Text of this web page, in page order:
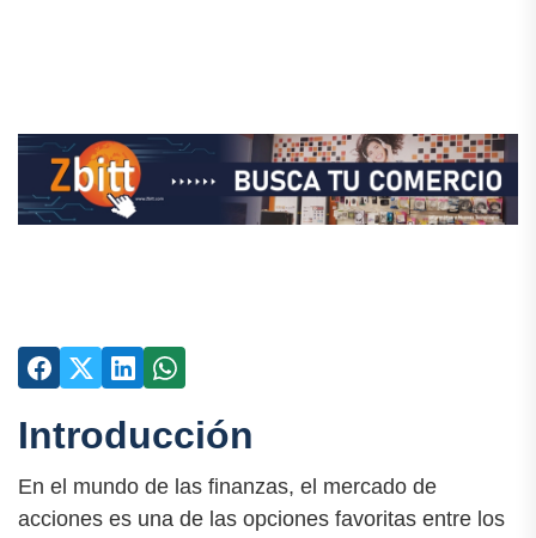
Introducción
En el mundo de las finanzas, el mercado de
acciones es una de las opciones favoritas entre los